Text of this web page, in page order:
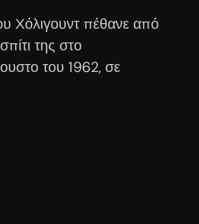
Χόλιγουντ πέθανε από
της στο
του 1962, σε